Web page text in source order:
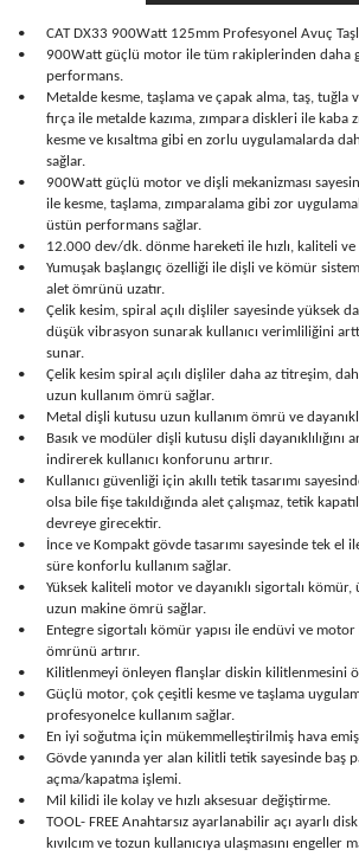
•
CAT DX33 900Watt 125mm Profesyonel Avuç
•
900Watt güçlü motor ile tüm rakiplerinden daha
performans.
•
Metalde kesme, taşlama ve çapak alma, taş, tuğla
fırça ile metalde kazıma, zımpara diskleri ile kaba
kesme ve kısaltma gibi en zorlu uygulamalarda
sağlar.
•
900Watt güçlü motor ve dişli mekanizması
ile kesme, taşlama, zımparalama gibi zor
üstün performans sağlar.
•
12.000 dev/dk. dönme hareketi ile hızlı, kaliteli
•
Yumuşak başlangıç özelliği ile dişli ve kömür
alet ömrünü uzatır.
•
Çelik kesim, spiral açılı dişliler sayesinde yüksek
düşük vibrasyon sunarak kullanıcı verimliliğini
sunar.
•
Çelik kesim spiral açılı dişliler daha az titreşim,
uzun kullanım ömrü sağlar.
•
Metal dişli kutusu uzun kullanım ömrü ve
•
Basık ve modüler dişli kutusu dişli dayanıklılığını
indirerek kullanıcı konforunu artırır.
•
Kullanıcı güvenliği için akıllı tetik tasarımı
olsa bile fişe takıldığında alet çalışmaz, tetik
devreye girecektir.
•
İnce ve Kompakt gövde tasarımı sayesinde tek el
süre konforlu kullanım sağlar.
•
Yüksek kaliteli motor ve dayanıklı sigortalı
uzun makine ömrü sağlar.
•
Entegre sigortalı kömür yapısı ile endüvi ve
ömrünü artırır.
•
Kilitlenmeyi önleyen flanşlar diskin kilitlenmesini
•
Güçlü motor, çok çeşitli kesme ve taşlama
profesyonelce kullanım sağlar.
•
En iyi soğutma için mükemmelleştirilmiş hava emiş
•
Gövde yanında yer alan kilitli tetik sayesinde baş
açma/kapatma işlemi.
•
Mil kilidi ile kolay ve hızlı aksesuar değiştirme.
•
TOOL- FREE Anahtarsız ayarlanabilir açı ayarlı
kıvılcım ve tozun kullanıcıya ulaşmasını engeller